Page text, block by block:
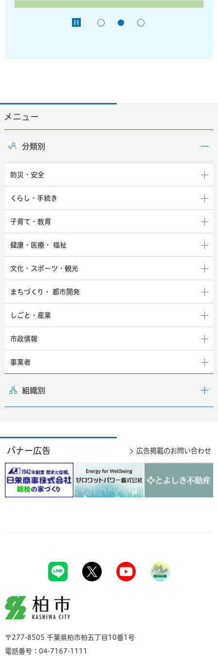
メニュー
分類別
防災・安全
くらし・手続き
子育て・教育
健康・医療・ 福祉
文化・スポーツ・観光
まちづくり・ 都市開発
しごと・産業
市政情報
事業者
組織別
バナー広告 広告掲載のお問い合わせ
柏市
〒277-8505 千葉県柏市柏五丁目10番1号
電話番号：04-7167-1111